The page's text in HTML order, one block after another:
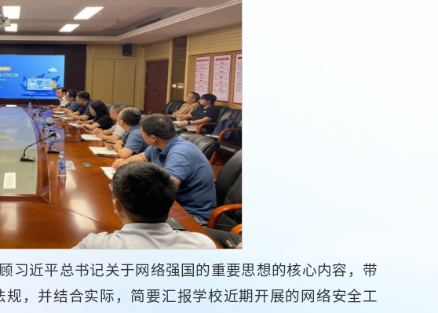
习近平总书记关于网络强国的重要思想的核心内容，带
，并结合实际，简要汇报学校近期开展的网络安全工